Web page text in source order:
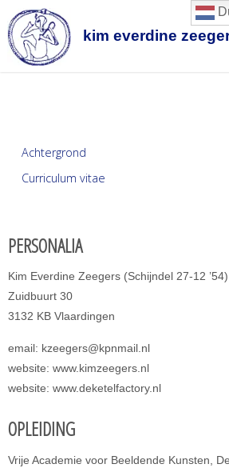
kim everd ine zeege
Achtergrond
Curriculum vitae
PERSONALIA
Kim Everdine Zeegers (Schijndel 27-12 ’54)
Zuidbuurt 30
3132 KB Vlaardingen
email: kzeegers@kpnmail.nl
website: www.kimzeegers.nl
website: www.deketelfactory.nl
OPLEIDING
Vrije Academie voor Beeldende Kunsten,